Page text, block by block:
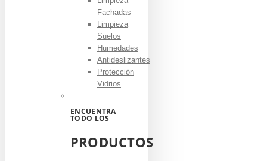
Fachadas
Limpieza
Suelos
Humedades
Antideslizantes
Protección
Vidrios
ENCUENTRA
TODO LOS
PRODUCTOS